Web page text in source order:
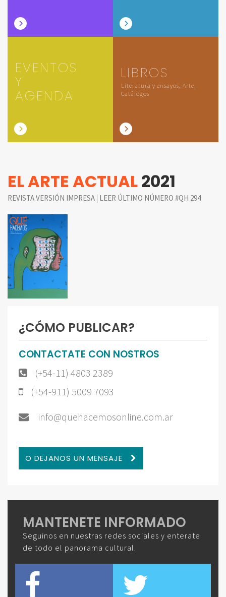
EVENTOS
Y
AGENDA
LIBROS
Literatura y ensayos, Arte,
Catálogos
EL ARTE ACTUAL2021
REVISTA VERSIÓN IMPRESA | LEER ÚLTIMO NÚMERO #QH 294
¿CÓMO PUBLICAR?
CONTACTATE CON NOSTROS
(+54-11) 4803 2389
(+54-911) 5009 7093
info@quehacemosonline.com.ar
O DEJANOS UN MENSAJE
MANTENETE INFORMADO
Seguinos en nuestras redes sociales y enterate
de todo el panorama cultural.